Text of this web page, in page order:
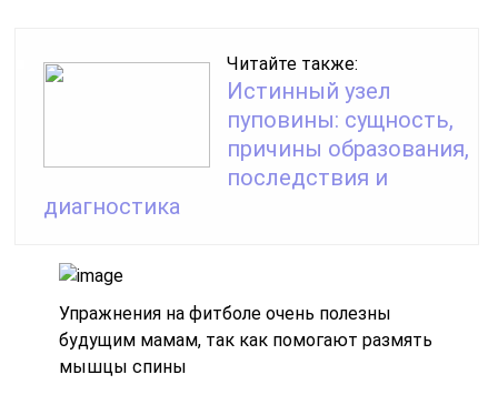
Читайте также:
Истинный узел
пуповины: сущность,
причины образования,
последствия и
диагностика
Упражнения на фитболе очень полезны
будущим мамам, так как помогают размять
мышцы спины